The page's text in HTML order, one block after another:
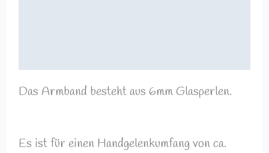
Das Armband besteht aus 6mm Glasperlen.
Es ist für einen Handgelenkumfang von ca.